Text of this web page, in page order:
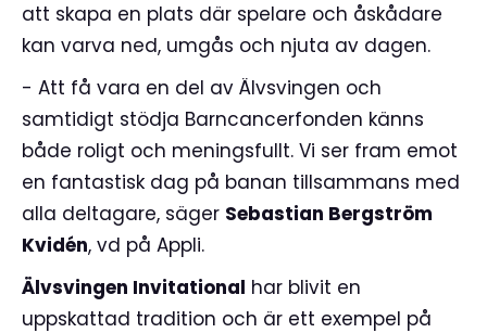
att skapa en plats där spelare och åskådare
kan varva ned, umgås och njuta av dagen.
- Att få vara en del av Älvsvingen och
samtidigt stödja Barncancerfonden känns
både roligt och meningsfullt. Vi ser fram emot
en fantastisk dag på banan tillsammans med
alla deltagare, säger Sebastian Bergström
Kvidén, vd på Appli.
Älvsvingen Invitational har blivit en
uppskattad tradition och är ett exempel på